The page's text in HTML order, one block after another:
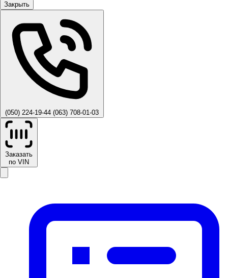
Закрыть
(050) 224-19-44 (063) 708-01-03
Заказать
по VIN